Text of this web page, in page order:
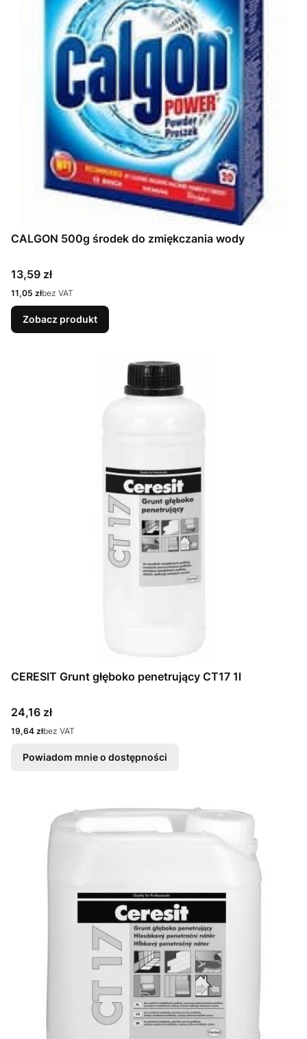
CALGON 500g środek do zmiękczania wody
Cena
13,59 zł
Cena
11,05 złbez VAT
Zobacz produkt
CERESIT Grunt głęboko penetrujący CT17 1l
Cena
24,16 zł
Cena
19,64 złbez VAT
Powiadom mnie o dostępności